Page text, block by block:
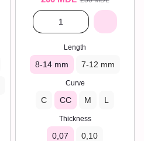
Length
8-14 mm 7-12 mm
Curve
C CC M L
Thickness
0,07 0,10